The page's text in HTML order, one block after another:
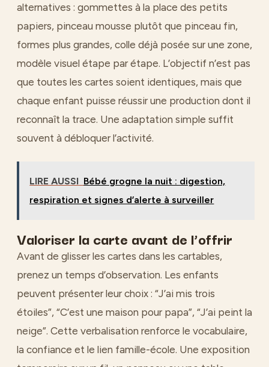
alternatives : gommettes à la place des petits
papiers, pinceau mousse plutôt que pinceau fin,
formes plus grandes, colle déjà posée sur une zone,
modèle visuel étape par étape. L’objectif n’est pas
que toutes les cartes soient identiques, mais que
chaque enfant puisse réussir une production dont il
reconnaît la trace. Une adaptation simple suffit
souvent à débloquer l’activité.
LIRE AUSSI Bébé grogne la nuit : digestion,
respiration et signes d’alerte à surveiller
Valoriser la carte avant de l’offrir
Avant de glisser les cartes dans les cartables,
prenez un temps d’observation. Les enfants
peuvent présenter leur choix : “J’ai mis trois
étoiles”, “C’est une maison pour papa”, “J’ai peint la
neige”. Cette verbalisation renforce le vocabulaire,
la confiance et le lien famille-école. Une exposition